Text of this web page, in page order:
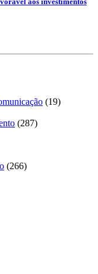
(19)
(287)
(266)